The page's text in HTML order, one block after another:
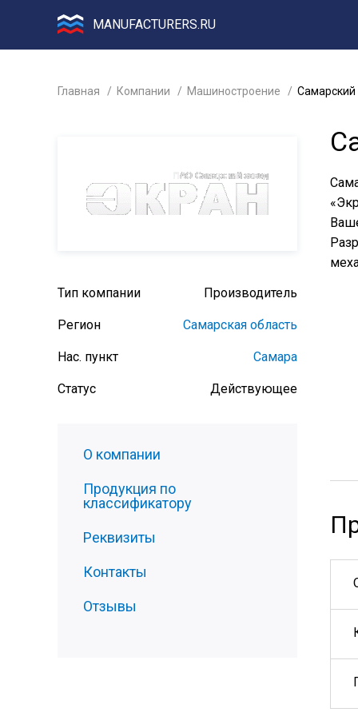
MANUFACTURERS.RU
Главная Компании Машиностроение Самарский
Тип компании Производитель
Регион Самарская область
Нас. пункт Самара
Статус Действующее
О компании
Продукция по
классификатору
Реквизиты
Контакты
Отзывы